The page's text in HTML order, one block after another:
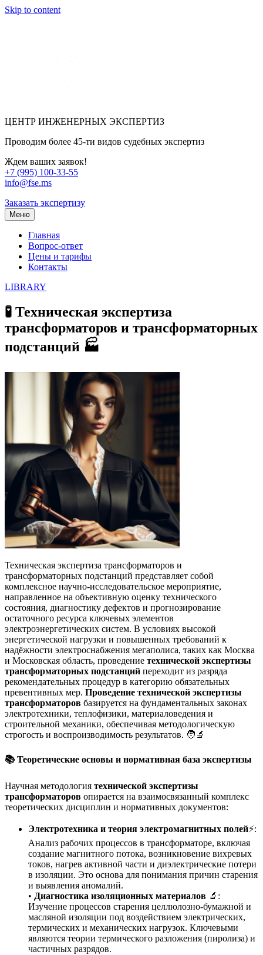
Skip to content
ЦЕНТР ИНЖЕНЕРНЫХ ЭКСПЕРТИЗ
Проводим более 45-ти видов судебных экспертиз
Ждем ваших заявок!
+7 (995) 100-33-55
info@fse.ms
Заказать экспертизу
Меню
Главная
Вопрос-ответ
Цены и тарифы
Контакты
LIBRARY
🧪 Техническая экспертиза
трансформаторов и трансформаторных
подстанций 🏭
Техническая экспертиза трансформаторов и
трансформаторных подстанций представляет собой
комплексное научно-исследовательское мероприятие,
направленное на объективную оценку технического
состояния, диагностику дефектов и прогнозирование
остаточного ресурса ключевых элементов
электроэнергетических систем. В условиях высокой
энергетической нагрузки и повышенных требований к
надёжности электроснабжения мегаполиса, таких как Москва
и Московская область, проведение технической экспертизы
трансформаторных подстанций переходит из разряда
рекомендательных процедур в категорию обязательных
превентивных мер. Проведение технической экспертизы
трансформаторов базируется на фундаментальных законах
электротехники, теплофизики, материаловедения и
строительной механики, обеспечивая методологическую
строгость и воспроизводимость результатов. 🧑‍🔬
📚 Теоретические основы и нормативная база экспертизы
Научная методология технической экспертизы
трансформаторов опирается на взаимосвязанный комплекс
теоретических дисциплин и нормативных документов:
Электротехника и теория электромагнитных полей⚡:
Анализ рабочих процессов в трансформаторе, включая
создание магнитного потока, возникновение вихревых
токов, нагрев активной части и диэлектрические потери
в изоляции. Это основа для понимания причин старения
и выявления аномалий.
• Диагностика изоляционных материалов 🔬:
Изучение процессов старения целлюлозно-бумажной и
масляной изоляции под воздействием электрических,
термических и механических нагрузок. Ключевыми
являются теории термического разложения (пиролиза) и
частичных разрядов.